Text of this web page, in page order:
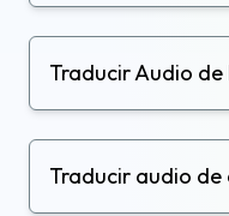
Traducir Audio de
Traducir audio